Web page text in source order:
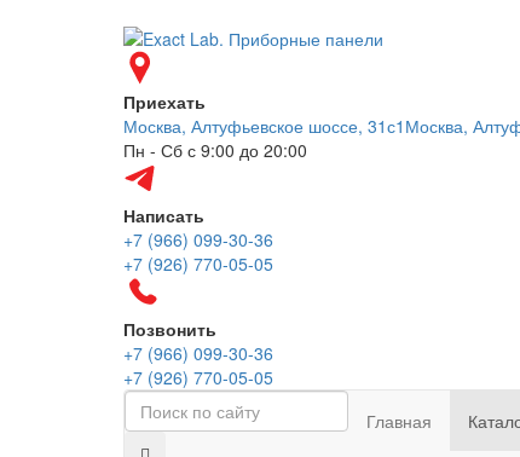
Приехать
Москва, Алтуфьевское шоссе, 31с1 Москва,
Пн - Сб с 9:00 до 20:00
Написать
+7 (966) 099-30-36
+7 (926) 770-05-05
Позвонить
+7 (966) 099-30-36
+7 (926) 770-05-05
Главная